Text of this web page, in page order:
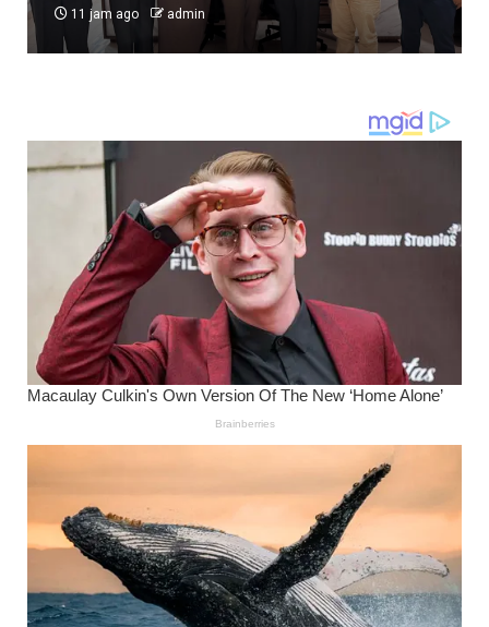
11 jam ago admin